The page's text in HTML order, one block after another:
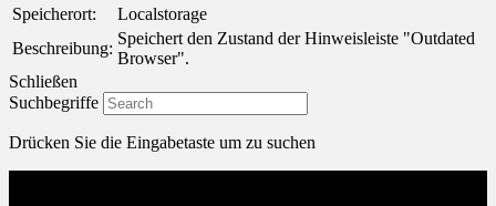
Speicherort:
Localstorage
Beschreibung:
Speichert den Zustand der Hinweisleiste "Outdated
Browser".
Schließen
Suchbegriffe
Drücken Sie die Eingabetaste um zu suchen